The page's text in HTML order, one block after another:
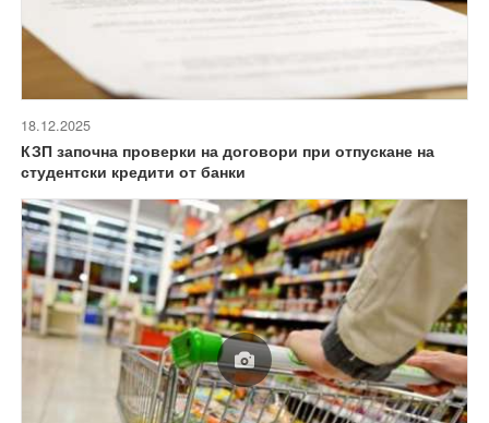
18.12.2025
КЗП започна проверки на договори при отпускане на
студентски кредити от банки